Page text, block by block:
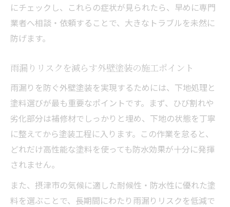
外壁塗装がもつ耐候性の重要ポイント
摂津市で人気の高い外壁塗装仕様の特徴
外壁塗装の劣化サインを見逃さない方法
雨漏りトラブルを未然に防ぐ外壁塗装点検
術
外壁塗装と雨漏り修理の同時実施のメリッ
ト
外壁塗装で雨漏り補修を効率化するコツ
にチェックし、これらの症状が見られたら、早めに専門
業者へ相談・依頼することで、大きなトラブルを未然に
防げます。
雨漏りリスクを減らす外壁塗装の施工ポイント
雨漏りを防ぐ外壁塗装を実現するためには、下地処理と
塗料選びが最も重要なポイントです。まず、ひび割れや
劣化部分は補修材でしっかりと埋め、下地の状態を丁寧
に整えてから塗装工程に入ります。この作業を怠ると、
どれだけ高性能な塗料を使っても防水効果が十分に発揮
されません。
また、摂津市の気候に適した耐候性・防水性に優れた塗
料を選ぶことで、長期間にわたり雨漏りリスクを低減で